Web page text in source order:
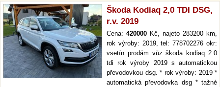
Škoda Kodiaq 2,0 TDI DSG,
r.v. 2019
Cena: 420000 Kč, najeto 283200 km,
rok výroby: 2019, tel: 778702276 okr:
vsetín prodám vůz škoda kodiaq 2.0
tdi rok výroby 2019 s automatickou
převodovkou dsg. * rok výroby: 2019 *
automatická převodovka dsg * tažné